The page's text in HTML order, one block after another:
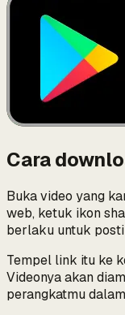
Cara
Buka video yang
web, ketuk ikon
berlaku untuk
Tempel link itu ke
Videonya akan
perangkatmu